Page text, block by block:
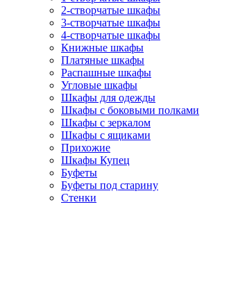
2-створчатые шкафы
3-створчатые шкафы
4-створчатые шкафы
Книжные шкафы
Платяные шкафы
Распашные шкафы
Угловые шкафы
Шкафы для одежды
Шкафы с боковыми полками
Шкафы с зеркалом
Шкафы с ящиками
Прихожие
Шкафы Купец
Буфеты
Буфеты под старину
Стенки